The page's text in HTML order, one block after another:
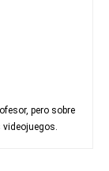
pero sobre